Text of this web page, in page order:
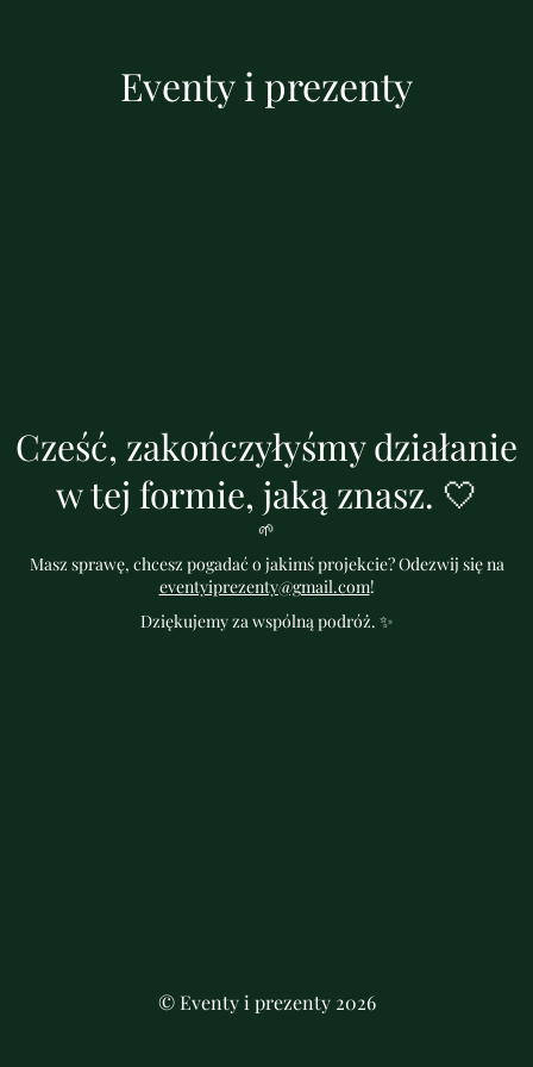
Eventy i prezenty
Cześć, zakończyłyśmy działanie
w tej formie, jaką znasz. 🤍
🌱
Masz sprawę, chcesz pogadać o jakimś projekcie? Odezwij się na
eventyiprezenty@gmail.com!
Dziękujemy za wspólną podróż. ✨
© Eventy i prezenty 2026